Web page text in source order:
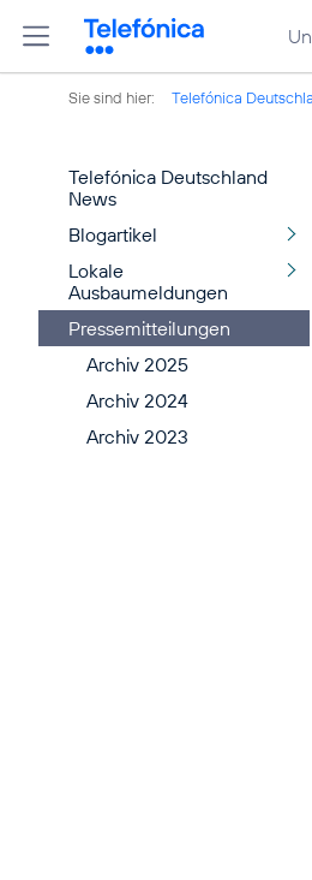
Sie sind hier: Telefónica
Telefónica Deutschland
News
Blogartikel
Lokale
Ausbaumeldungen
Pressemitteilungen
Archiv 2025
Archiv 2024
Archiv 2023